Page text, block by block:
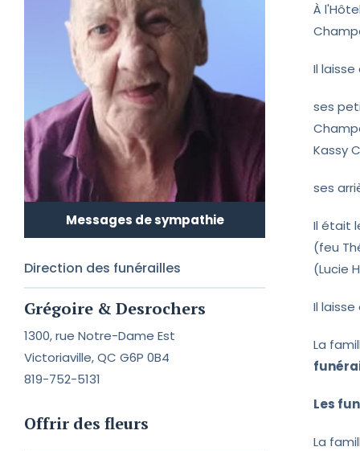
Messages de sympathie
Direction des funérailles
Grégoire & Desrochers
1300, rue Notre-Dame Est
Victoriaville, QC G6P 0B4
819-752-5131
Offrir des fleurs
À
Il
ses
Kassy
ses
Il était
(feu
(Lucie
Il
La
Les
La